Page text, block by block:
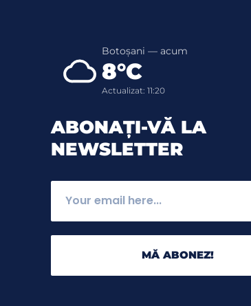
Botoșani — acum
8°C
Actualizat: 11:20
ABONAȚI-VĂ LA
NEWSLETTER
MĂ ABONEZ!